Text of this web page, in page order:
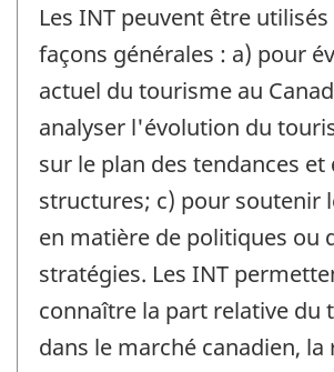
Les INT peuvent être
façons générales : a) pour
actuel du tourisme au
analyser l'évolution du
sur le plan des tendances et
structures; c) pour soutenir
en matière de politiques ou
stratégies. Les INT
connaître la part relative du
dans le marché canadien,